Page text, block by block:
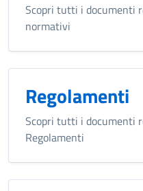
Scopri tutti i documenti
normativi
Regolamenti
Scopri tutti i documenti
Regolamenti